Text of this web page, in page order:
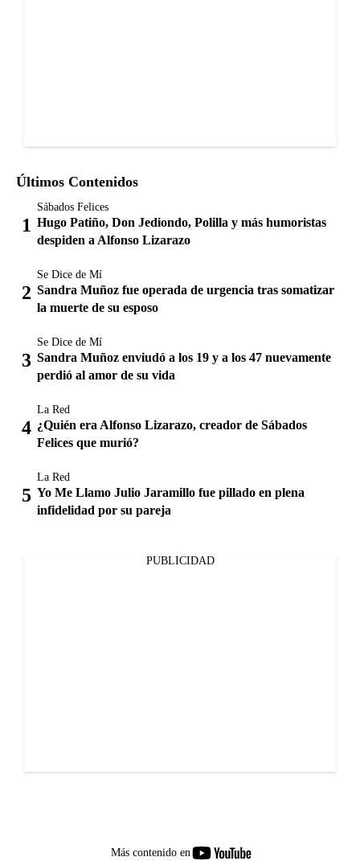
Últimos Contenidos
Sábados Felices
Hugo Patiño, Don Jediondo, Polilla y más humoristas
despiden a Alfonso Lizarazo
Se Dice de Mí
Sandra Muñoz fue operada de urgencia tras somatizar
la muerte de su esposo
Se Dice de Mí
Sandra Muñoz enviudó a los 19 y a los 47 nuevamente
perdió al amor de su vida
La Red
¿Quién era Alfonso Lizarazo, creador de Sábados
Felices que murió?
La Red
Yo Me Llamo Julio Jaramillo fue pillado en plena
infidelidad por su pareja
PUBLICIDAD
Más contenido en youtube-